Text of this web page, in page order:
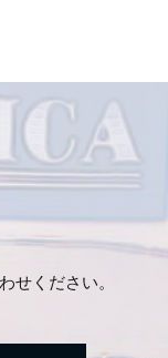
せください。